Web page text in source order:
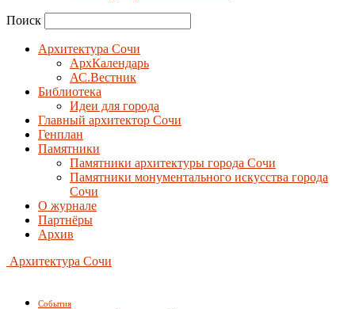
Поиск
Архитектура Сочи
АрхКалендарь
АС.Вестник
Библиотека
Идеи для города
Главный архитектор Сочи
Генплан
Памятники
Памятники архитектуры города Сочи
Памятники монументального искусства города
Сочи
О журнале
Партнёры
Архив
Архитектура Сочи
События